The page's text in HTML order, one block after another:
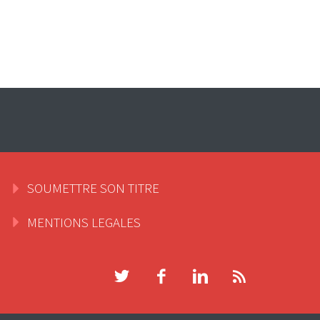
SOUMETTRE SON TITRE
MENTIONS LEGALES